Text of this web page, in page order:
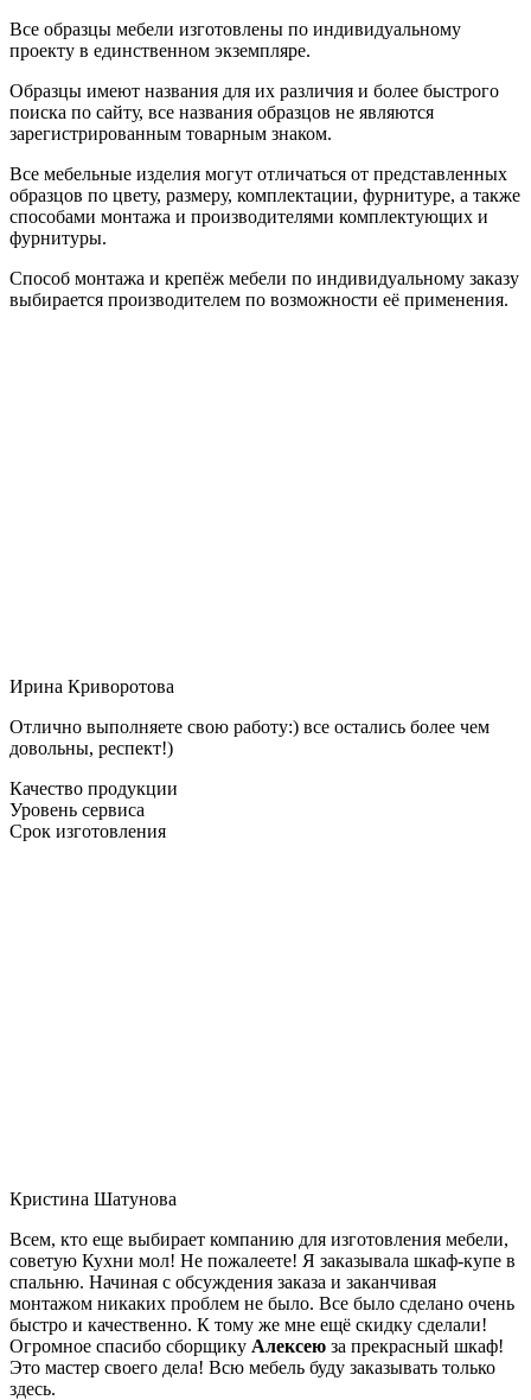
Все образцы мебели изготовлены по индивидуальному
проекту в единственном экземпляре.
Образцы имеют названия для их различия и более быстрого
поиска по сайту, все названия образцов не являются
зарегистрированным товарным знаком.
Все мебельные изделия могут отличаться от представленных
образцов по цвету, размеру, комплектации, фурнитуре, а также
способами монтажа и производителями комплектующих и
фурнитуры.
Способ монтажа и крепёж мебели по индивидуальному заказу
выбирается производителем по возможности её применения.
Ирина Криворотова
Отлично выполняете свою работу:) все остались более чем
довольны, респект!)
Качество продукции
Уровень сервиса
Срок изготовления
Кристина Шатунова
Всем, кто еще выбирает компанию для изготовления мебели,
советую Кухни мол! Не пожалеете! Я заказывала шкаф-купе в
спальню. Начиная с обсуждения заказа и заканчивая
монтажом никаких проблем не было. Все было сделано очень
быстро и качественно. К тому же мне ещё скидку сделали!
Огромное спасибо сборщику Алексею за прекрасный шкаф!
Это мастер своего дела! Всю мебель буду заказывать только
здесь.